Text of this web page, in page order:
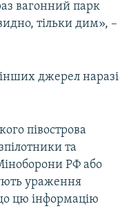
вагонний парк
тільки дим», –
джерел наразі
півострова
та
РФ або
ураження
цю інформацію